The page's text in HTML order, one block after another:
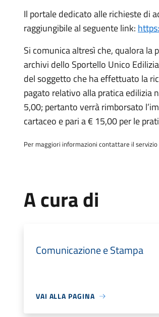
Il portale dedicato alle richieste di
raggiungibile al seguente link:
Si comunica altresì che, qualora la
archivi dello Sportello Unico
del soggetto che ha effettuato la
pagato relativo alla pratica edilizia
5,00; pertanto verrà rimborsato
cartaceo e pari a € 15,00 per le
Per maggiori informazioni contattare il
A cura di
Comunicazione e Stampa
VAI ALLA PAGINA